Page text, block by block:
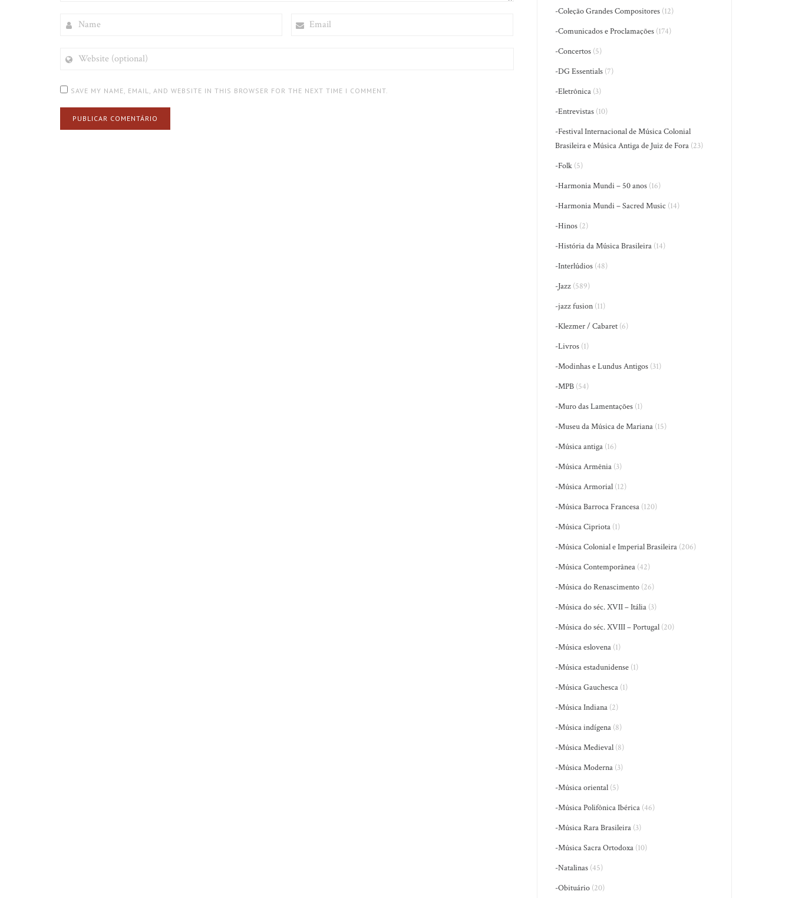
(OPTIONAL)
SAVE MY NAME, EMAIL, AND WEBSITE IN THIS BROWSER FOR THE NEXT TIME I COMMENT.
-Coleção Grandes Compositores (12)
-Comunicados e Proclamações (174)
-Concertos (5)
-DG Essentials (7)
-Eletrônica (3)
-Entrevistas (10)
-Festival Internacional de Música Colonial
Brasileira e Música Antiga de Juiz de Fora (23)
-Folk (5)
-Harmonia Mundi – 50 anos (16)
-Harmonia Mundi – Sacred Music (14)
-Hinos (2)
-História da Música Brasileira (14)
-Interlúdios (48)
-Jazz (589)
-jazz fusion (11)
-Klezmer / Cabaret (6)
-Livros (1)
-Modinhas e Lundus Antigos (31)
-MPB (54)
-Muro das Lamentações (1)
-Museu da Música de Mariana (15)
-Música antiga (16)
-Música Armênia (3)
-Música Armorial (12)
-Música Barroca Francesa (120)
-Música Cipriota (1)
-Música Colonial e Imperial Brasileira (206)
-Música Contemporânea (42)
-Música do Renascimento (26)
-Música do séc. XVII – Itália (3)
-Música do séc. XVIII – Portugal (20)
-Música eslovena (1)
-Música estadunidense (1)
-Música Gauchesca (1)
-Música Indiana (2)
-Música indígena (8)
-Música Medieval (8)
-Música Moderna (3)
-Música oriental (5)
-Música Polifônica Ibérica (46)
-Música Rara Brasileira (3)
-Música Sacra Ortodoxa (10)
-Natalinas (45)
-Obituário (20)